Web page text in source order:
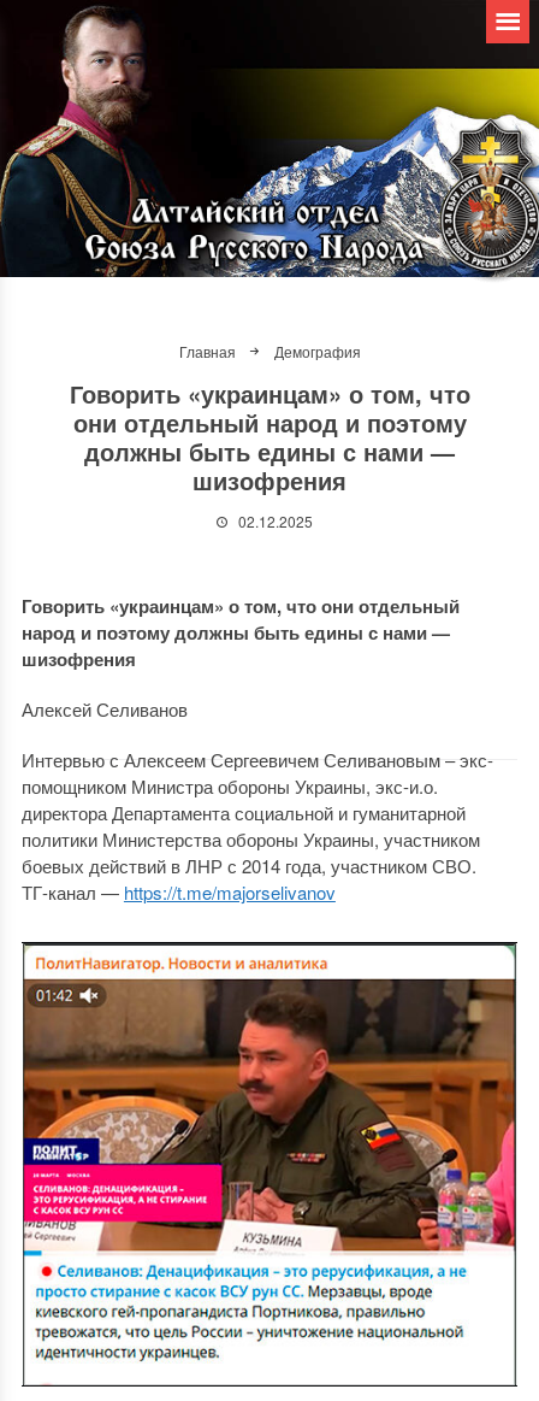
Главная Демография
Говорить «украинцам» о том, что
они отдельный народ и поэтому
должны быть едины с нами —
шизофрения
02.12.2025
Говорить «украинцам» о том, что они отдельный
народ и поэтому должны быть едины с нами —
шизофрения
Алексей Селиванов
Интервью с Алексеем Сергеевичем Селивановым – экс-
помощником Министра обороны Украины, экс-и.о.
директора Департамента социальной и гуманитарной
политики Министерства обороны Украины, участником
боевых действий в ЛНР с 2014 года, участником СВО.
ТГ-канал — https://t.me/majorselivanov